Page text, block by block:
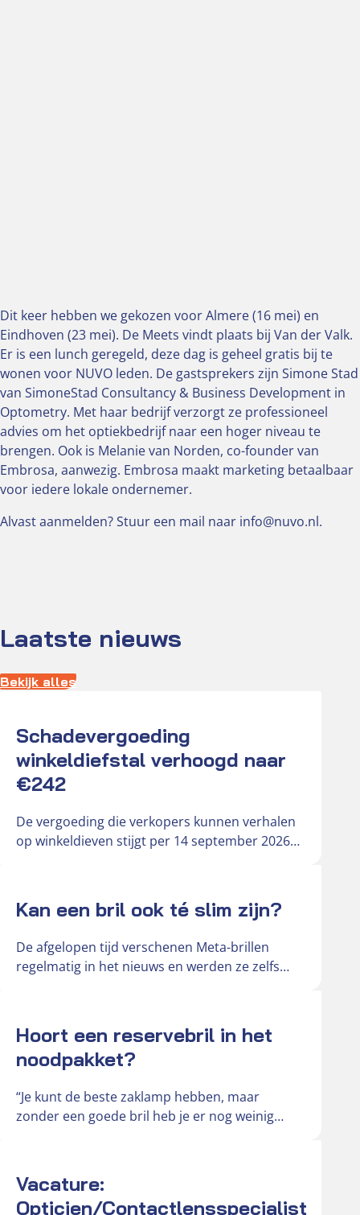
Dit keer hebben we gekozen voor Almere (16 mei) en
Eindhoven (23 mei). De Meets vindt plaats bij Van der Valk.
Er is een lunch geregeld, deze dag is geheel gratis bij te
wonen voor NUVO leden. De gastsprekers zijn Simone Stad
van SimoneStad Consultancy & Business Development in
Optometry. Met haar bedrijf verzorgt ze professioneel
advies om het optiekbedrijf naar een hoger niveau te
brengen. Ook is Melanie van Norden, co-founder van
Embrosa, aanwezig. Embrosa maakt marketing betaalbaar
voor iedere lokale ondernemer.
Alvast aanmelden? Stuur een mail naar info@nuvo.nl.
Laatste nieuws
Bekijk alles
Schadevergoeding
winkeldiefstal verhoogd naar
€242
De vergoeding die verkopers kunnen verhalen
op winkeldieven stijgt per 14 september 2026
Kan een bril ook té slim zijn?
De afgelopen tijd verschenen Meta-brillen
regelmatig in het nieuws en werden ze zelfs
Hoort een reservebril in het
noodpakket?
“Je kunt de beste zaklamp hebben, maar
zonder een goede bril heb je er nog weinig
Vacature:
Opticien/Contactlensspecialist